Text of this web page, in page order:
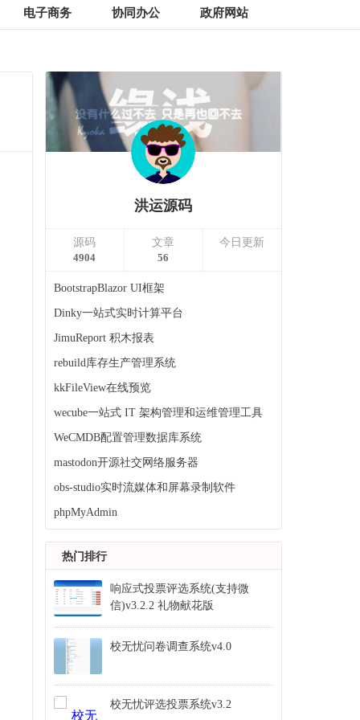
电子商务 协同办公 政府网站
洪运源码
源码
4904
文章
56
今日更新
BootstrapBlazor UI框架
Dinky一站式实时计算平台
JimuReport 积木报表
rebuild库存生产管理系统
kkFileView在线预览
wecube一站式 IT 架构管理和运维管理工具
WeCMDB配置管理数据库系统
mastodon开源社交网络服务器
obs-studio实时流媒体和屏幕录制软件
phpMyAdmin
热门排行
响应式投票评选系统(支持微
信)v3.2.2 礼物献花版
校无忧问卷调查系统v4.0
校无忧评选投票系统v3.2